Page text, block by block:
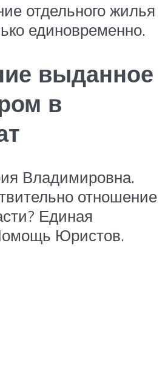
отдельного жилья
единовременно.
выданное
в
Владимировна.
отношение
Единая
Юристов.